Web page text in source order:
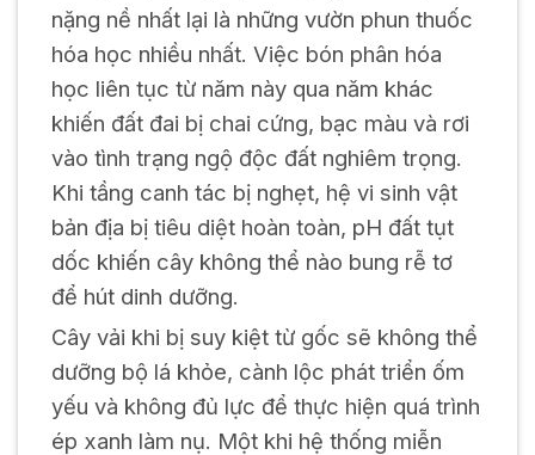
nặng nề nhất lại là những vườn phun thuốc
hóa học nhiều nhất. Việc bón phân hóa
học liên tục từ năm này qua năm khác
khiến đất đai bị chai cứng, bạc màu và rơi
vào tình trạng ngộ độc đất nghiêm trọng.
Khi tầng canh tác bị nghẹt, hệ vi sinh vật
bản địa bị tiêu diệt hoàn toàn, pH đất tụt
dốc khiến cây không thể nào bung rễ tơ
để hút dinh dưỡng.
Cây vải khi bị suy kiệt từ gốc sẽ không thể
dưỡng bộ lá khỏe, cành lộc phát triển ốm
yếu và không đủ lực để thực hiện quá trình
ép xanh làm nụ. Một khi hệ thống miễn